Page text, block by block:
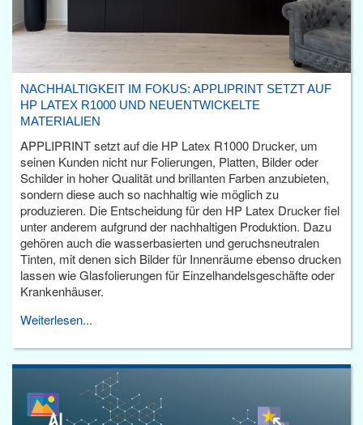
NACHHALTIGKEIT IM FOKUS: APPLIPRINT SETZT AUF
HP LATEX R1000 UND NEUENTWICKELTE
MATERIALIEN
APPLIPRINT setzt auf die HP Latex R1000 Drucker, um
seinen Kunden nicht nur Folierungen, Platten, Bilder oder
Schilder in hoher Qualität und brillanten Farben anzubieten,
sondern diese auch so nachhaltig wie möglich zu
produzieren. Die Entscheidung für den HP Latex Drucker fiel
unter anderem aufgrund der nachhaltigen Produktion. Dazu
gehören auch die wasserbasierten und geruchsneutralen
Tinten, mit denen sich Bilder für Innenräume ebenso drucken
lassen wie Glasfolierungen für Einzelhandelsgeschäfte oder
Krankenhäuser.
Weiterlesen...